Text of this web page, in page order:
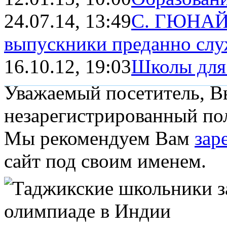
24.07.14, 13:49С. ГЮНАЙ:
выпускники преданно
16.10.12, 19:03Школы
Уважаемый посетитель,
незарегистрированный
Мы рекомендуем Вам
сайт под своим именем.